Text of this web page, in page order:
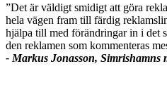
”Det är väldigt smidigt att göra
hela vägen fram till färdig
hjälpa till med förändringar in i det
den reklamen som kommenteras
- Markus Jonasson, Simrishamns